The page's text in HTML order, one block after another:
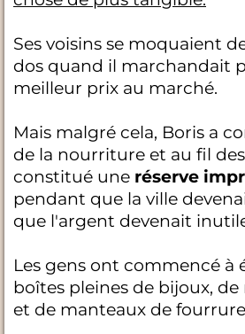
Ses voisins se moquaient
dos quand il marchandait
meilleur prix au marché.
Mais malgré cela, Boris a
de la nourriture et au fil des
constitué une réserve
pendant que la ville
que l'argent devenait
Les gens ont commencé à
boîtes pleines de bijoux,
et de manteaux de